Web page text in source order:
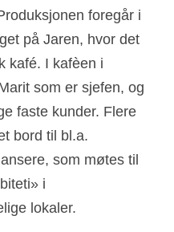
foregår i
på Jaren, hvor det
kafé. I kafèen i
som er sjefen, og
faste kunder. Flere
bord til bl.a.
som møtes til
i
lokaler.